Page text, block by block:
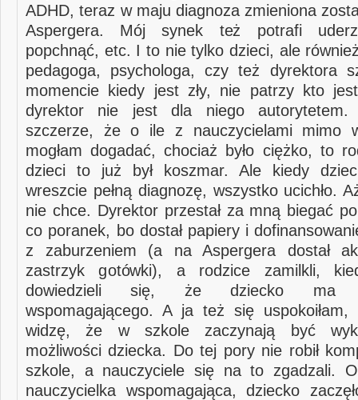
ADHD, teraz w maju diagnoza zmieniona
Aspergera. Mój synek też potrafi
popchnąć, etc. I to nie tylko dzieci, ale
pedagoga, psychologa, czy też dyrektora
momencie kiedy jest zły, nie patrzy kto
dyrektor nie jest dla niego autorytetem.
szczerze, że o ile z nauczycielami mimo
mogłam dogadać, chociaż było ciężko, to
dzieci to już był koszmar. Ale kiedy
wreszcie pełną diagnozę, wszystko ucichło.
nie chce. Dyrektor przestał za mną biegać
co poranek, bo dostał papiery i
z zaburzeniem (a na Aspergera dostał
zastrzyk gotówki), a rodzice zamilkli,
dowiedzieli się, że dziecko ma
wspomagającego. A ja też się uspokoiłam,
widzę, że w szkole zaczynają być
możliwości dziecka. Do tej pory nie robił
szkole, a nauczyciele się na to zgadzali.
nauczycielka wspomagająca, dziecko